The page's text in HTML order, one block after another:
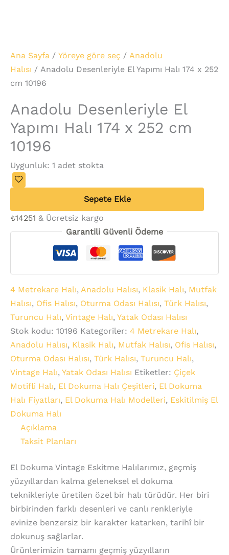
Ana Sayfa / Yöreye göre seç / Anadolu
Halısı / Anadolu Desenleriyle El Yapımı Halı 174 x 252
cm 10196
Anadolu Desenleriyle El
Yapımı Halı 174 x 252 cm
10196
Uygunluk: 1 adet stokta
Sepete Ekle
₺14251 & Ücretsiz kargo
Garantili Güvenli Ödeme
4 Metrekare Halı, Anadolu Halısı, Klasik Halı, Mutfak
Halısı, Ofis Halısı, Oturma Odası Halısı, Türk Halısı,
Turuncu Halı, Vintage Halı, Yatak Odası Halısı
Stok kodu: 10196 Kategoriler: 4 Metrekare Halı,
Anadolu Halısı, Klasik Halı, Mutfak Halısı, Ofis Halısı,
Oturma Odası Halısı, Türk Halısı, Turuncu Halı,
Vintage Halı, Yatak Odası Halısı Etiketler: Çiçek
Motifli Halı, El Dokuma Halı Çeşitleri, El Dokuma
Halı Fiyatları, El Dokuma Halı Modelleri, Eskitilmiş El
Dokuma Halı
Açıklama
Taksit Planları
El Dokuma Vintage Eskitme Halılarımız, geçmiş
yüzyıllardan kalma geleneksel el dokuma
teknikleriyle üretilen özel bir halı türüdür. Her biri
birbirinden farklı desenleri ve canlı renkleriyle
evinize benzersiz bir karakter katarken, tarihî bir
dokunuş sağlarlar.
Ürünlerimizin tamamı geçmiş yüzyılların